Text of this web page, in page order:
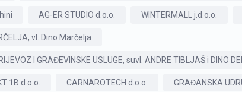
AG-ER STUDIO d.o.o. WINTERMALL j.d.o.o.
vl. Dino Marčelja
I GRAĐEVINSKE USLUGE, suvl. ANDRE TIBLJAŠ i DINO
1B d.o.o. CARNAROTECH d.o.o. GRAĐANSKA